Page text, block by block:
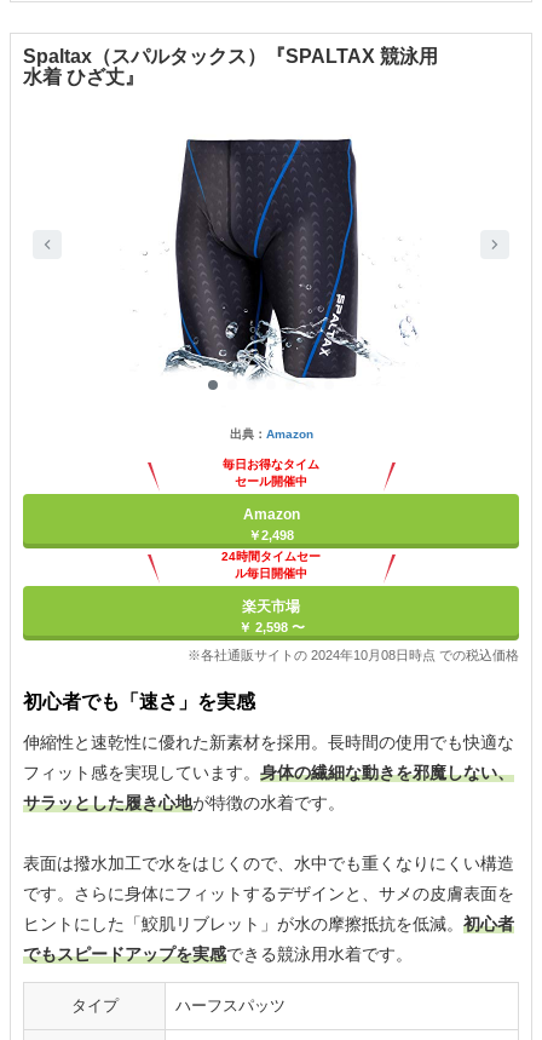
Spaltax（スパルタックス）『SPALTAX 競泳用
水着 ひざ丈』
出典： Amazon
毎日お得なタイム
セール開催中
Amazon
￥2,498
24時間タイムセー
ル毎日開催中
楽天市場
￥ 2,598 〜
※各社通販サイトの 2024年10月08日時点 での税込価格
初心者でも「速さ」を実感
伸縮性と速乾性に優れた新素材を採用。長時間の使用でも快適な
フィット感を実現しています。 身体の繊細な動きを邪魔しない、
サラッとした履き心地が特徴の水着です。
表面は撥水加工で水をはじくので、水中でも重くなりにくい構造
です。さらに身体にフィットするデザインと、サメの皮膚表面を
ヒントにした「鮫肌リブレット」が水の摩擦抵抗を低減。 初心者
でもスピードアップを実感できる競泳用水着です。
タイプ ハーフスパッツ